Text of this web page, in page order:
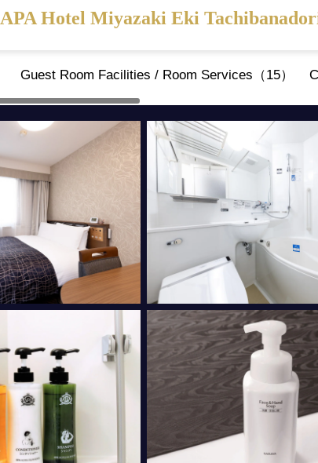
APA Hotel Miyazaki Eki
Guest Room Facilities / Room Services（15）